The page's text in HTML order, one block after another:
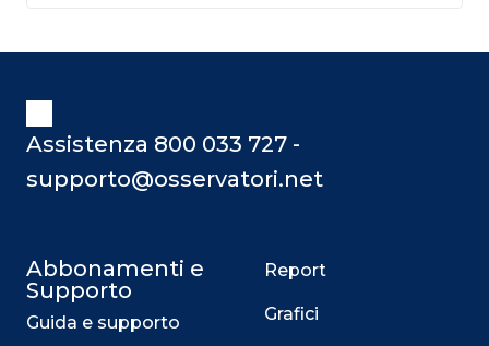
Assistenza 800 033 727 -
supporto@osservatori.net
Abbonamenti e
Supporto
Guida e supporto
Report
Grafici